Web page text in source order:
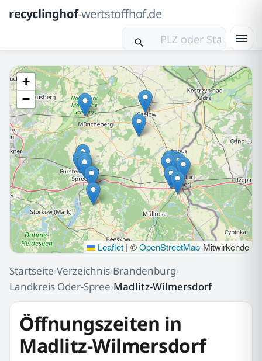
recyclinghof-wertstoffhof.de
+
−
Leaflet | ©OpenStreetMap-Mitwirkende
Startseite›Verzeichnis›Brandenburg›
Landkreis Oder-Spree›Madlitz-Wilmersdorf
Öffnungszeiten in
Madlitz-Wilmersdorf